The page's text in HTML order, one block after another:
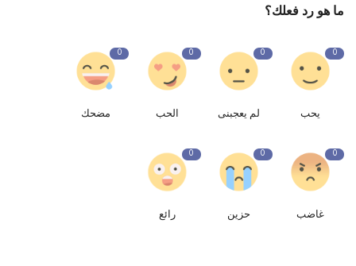
ما هو رد فعلك؟
0
يحب
0
لم يعجبنى
0
الحب
0
مضحك
0
غاضب
0
حزين
0
رائع